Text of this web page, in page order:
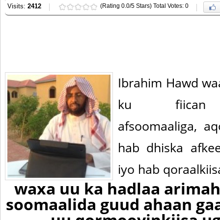
Visits: 2412 (Rating 0.0/5 Stars) Total Votes: 0
Ibrahim Hawd
ku fiican
afsoomaaliga,
hab dhiska
iyo hab
waxa uu ka hadlaa
soomaalida guud ahaan